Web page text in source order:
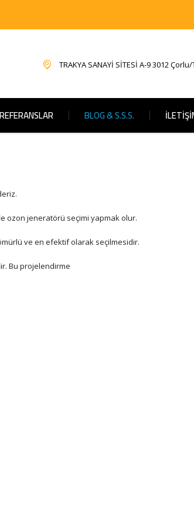
TRAKYA SANAYİ SİTESİ A-9 3012
REFERANSLAR BLOG & S.S.S.
ozon jeneratörü seçimi yapmak olur.
ve en efektif olarak seçilmesidir.
Bu projelendirme